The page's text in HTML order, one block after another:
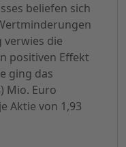
beliefen sich
verwies die
positiven Effekt
ging das
Mio. Euro
Aktie von 1,93